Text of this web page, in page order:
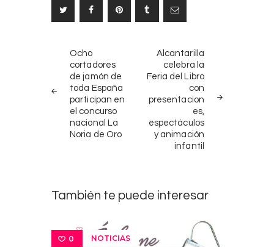
Navegación
entradas
NOTICIAS
ANTERIORES
Ocho
cortadores
de jamón de
toda España
participan en
el concurso
nacional La
Noria de Oro
Alcantarilla
celebra la
Feria del Libro
con
presentacion
es,
espectáculos
y animación
infantil
También te puede interesar
0 NOTICIAS